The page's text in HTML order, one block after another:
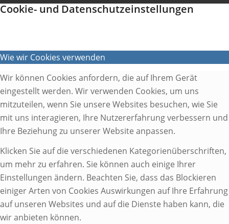
Cookie- und Datenschutzeinstellungen
Wie wir Cookies verwenden
Wir können Cookies anfordern, die auf Ihrem Gerät
eingestellt werden. Wir verwenden Cookies, um uns
mitzuteilen, wenn Sie unsere Websites besuchen, wie Sie
mit uns interagieren, Ihre Nutzererfahrung verbessern und
Ihre Beziehung zu unserer Website anpassen.
Klicken Sie auf die verschiedenen Kategorienüberschriften,
um mehr zu erfahren. Sie können auch einige Ihrer
Einstellungen ändern. Beachten Sie, dass das Blockieren
einiger Arten von Cookies Auswirkungen auf Ihre Erfahrung
auf unseren Websites und auf die Dienste haben kann, die
wir anbieten können.